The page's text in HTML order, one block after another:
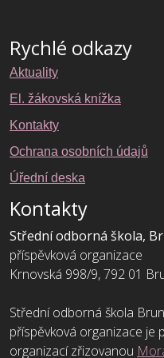
Rychlé odkazy
Aktuality
El. žákovská knížka
Kontakty
Ochrana osobních údajů
Úřední deska
Kontakty
Střední odborná škola,
příspěvková organizace
Krnovská 998/9, 792 01
Střední odborná škola
příspěvková organizace je
organizací zřizovanou